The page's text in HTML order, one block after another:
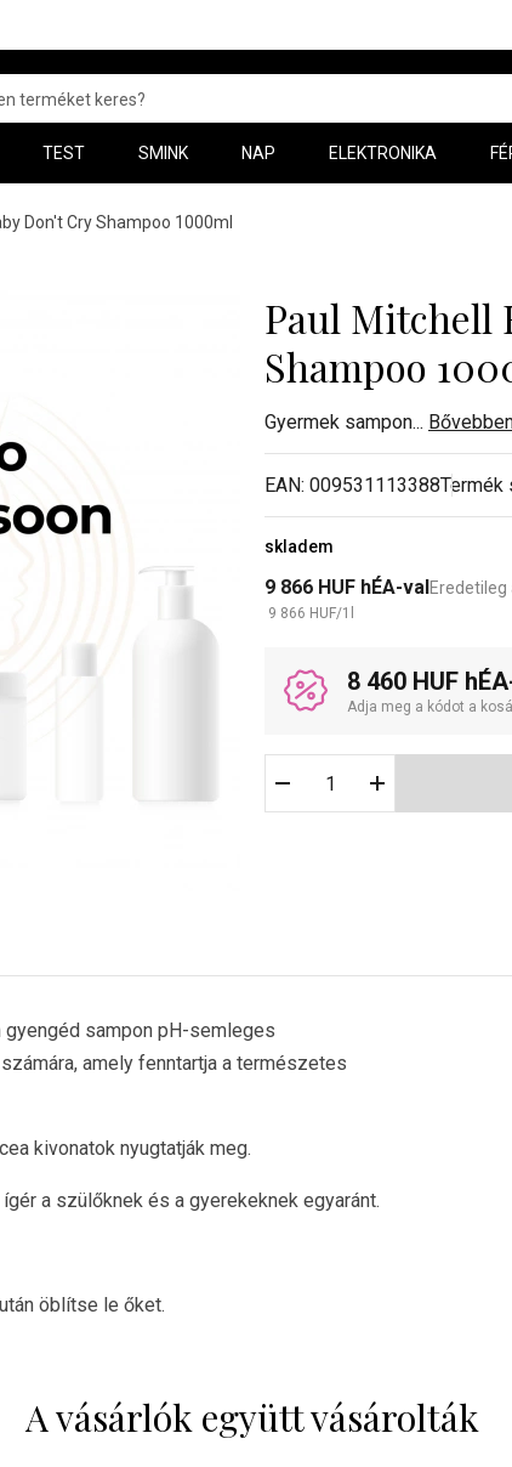
TEST SMINK NAP ELEKTRONIKA
Don't Cry Shampoo 1000ml
Paul Mitchell
Shampoo
Gyermek sampon...
EAN: 009531113388Termék
skladem
9 866 HUF hÉA-val
9 866 HUF/1
Eredetileg
8 460 HUF
Adja meg a kódot a
gyengéd sampon pH-semleges
amely fenntartja a természetes
kivonatok nyugtatják meg.
a szülőknek és a gyerekeknek egyaránt.
öblítse le őket.
A vásárlók együtt vásárolták